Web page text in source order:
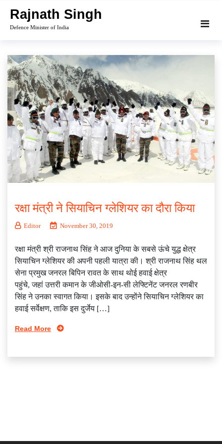
content
Rajnath Singh
Defence Minister of India
रक्षा मंत्री ने सियाचिन ग्लेशियर का दौरा किया
Editor November 30, 2019
रक्षा मंत्री श्री राजनाथ सिंह ने आज दुनिया के सबसे ऊंचे युद्ध क्षेत्र
सियाचिन ग्‍लेशियर की अपनी पहली यात्रा की। श्री राजनाथ सिंह थल
सेना प्रमुख जनरल बिपिन रावत के साथ थोई हवाई क्षेत्र
पहुंचे, जहां उत्तरी कमान के जीओसी-इन-सी लेफ्टिनेंट जनरल रणबीर
सिंह ने उनका स्वागत किया। इसके बाद उन्होंने सियाचिन ग्लेशियर का
हवाई सर्वेक्षण, ताकि इस दुर्जेय […]
Read More